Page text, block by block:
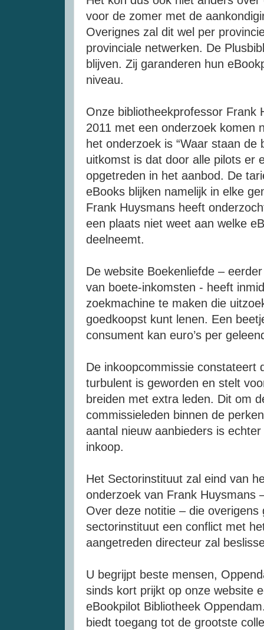
voor de zomer met de
Overignes zal dit wel per
provinciale netwerken. De
blijven. Zij garanderen hun
niveau.
Onze bibliotheekprofessor Frank
2011 met een onderzoek komen
het onderzoek is “Waar staan de
uitkomst is dat door alle pilots er
opgetreden in het aanbod. De
eBooks blijken namelijk in elke
Frank Huysmans heeft
een plaats niet weet aan welke
deelneemt.
De website Boekenliefde –
van boete-inkomsten - heeft
zoekmachine te maken die
goedkoopst kunt lenen. Een
consument kan euro’s per
De inkoopcommissie constateert
turbulent is geworden en stelt
breiden met extra leden. Dit om
commissieleden binnen de
aantal nieuw aanbieders is
inkoop.
Het Sectorinstituut zal eind van
onderzoek van Frank Huysmans
Over deze notitie – die
sectorinstituut een conflict met
aangetreden directeur zal
U begrijpt beste mensen,
sinds kort prijkt op onze website
eBookpilot Bibliotheek
biedt toegang tot de grootste